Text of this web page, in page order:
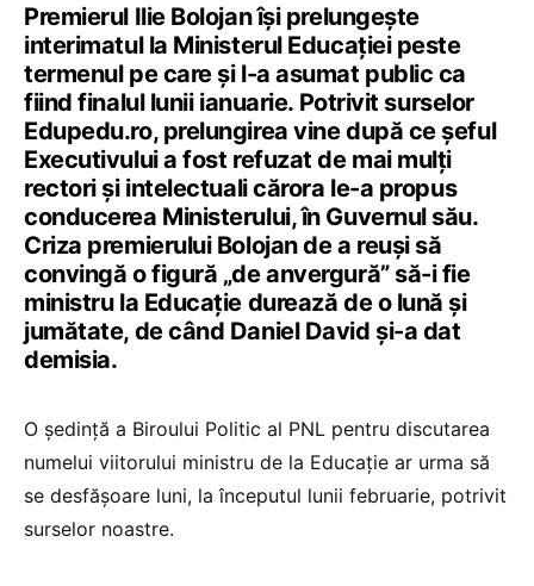
Premierul Ilie Bolojan își prelungește
interimatul la Ministerul Educației peste
termenul pe care și l-a asumat public ca
fiind finalul lunii ianuarie. Potrivit surselor
Edupedu.ro, prelungirea vine după ce șeful
Executivului a fost refuzat de mai mulți
rectori și intelectuali cărora le-a propus
conducerea Ministerului, în Guvernul său.
Criza premierului Bolojan de a reuși să
convingă o figură „de anvergură” să-i fie
ministru la Educație durează de o lună și
jumătate, de când Daniel David și-a dat
demisia.
O ședință a Biroului Politic al PNL pentru discutarea
numelui viitorului ministru de la Educație ar urma să
se desfășoare luni, la începutul lunii februarie, potrivit
surselor noastre.